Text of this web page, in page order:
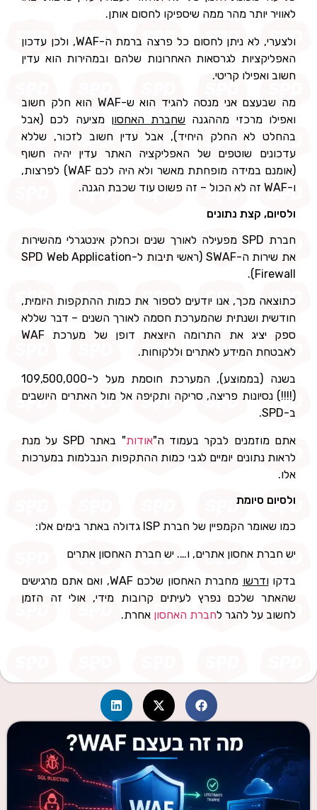
לאוויר יותר מהר ממה שיספיקו לחסום אותן.
ולצערי, לא ניתן לחסום כל פרצה ברמת ה-WAF, ולכן עדכון
האפליקציות לגרסאות האחרונות שלהם ובמהירות הוא עדין
חשוב ואפילו קריטי.
מה שבעצם אני מנסה להגיד הוא ש-WAF הוא חלק חשוב
ואפילו מרכזי מההגנה שחברת האחסון מציעה לכם (אבל
בהחלט לא החלק היחיד), אבל עדין חשוב לזכור, שללא
עדכונים שוטפים של האפליקציה האתר עדין יהיה חשוף
(אומנם במידה מופחתת מאשר ולא היה לכם WAF) לפרצות,
ו-WAF זה לא הכול – זה פשוט עוד שכבת הגנה.
ולסיום, קצת נתונים
חברת SPD מפעילה לאורך שנים וכחלק אינטגרלי מהשירות
את שירות ה-SWAF (ראשי תיבות ל-SPD Web Application
Firewall).
כתוצאה מכך, אנו יודעים לספור את כמות ההתקפות היומית,
חודשית ושנתית שהמערכת חסמה לאורך השנים – דבר שללא
ספק יציג את התרומה היוצאת דופן של מערכת WAF
לאבטחת המידע לאתרים וללקוחות.
בשנה (בממוצע), המערכת חוסמת מעל ל-109,500,000
(!!!!) נסיונות פריצה, סריקה ותקיפה אל מול האתרים היושבים
ב-SPD.
אתם מוזמנים לבקר בעמוד ה"אודות
" באתר SPD על מנת
לראות נתונים יומיים לגבי כמות ההתקפות הנבלמות במערכות
אלו.
ולסיום סיומת
כמו שאומר הקמפיין של חברת ISP גדולה באתר בימים אלו:
יש חברת אחסון אתרים, ו…. יש חברת האחסון אתרים
בדקוודרשו
מחברת האחסון שלכם WAF, ואם אתם מרגישים
שהאתר שלכם נפרץ לעיתים קרובות מידי, אולי זה הזמן
לחשוב על להגר לחברת האחסון אחרת.